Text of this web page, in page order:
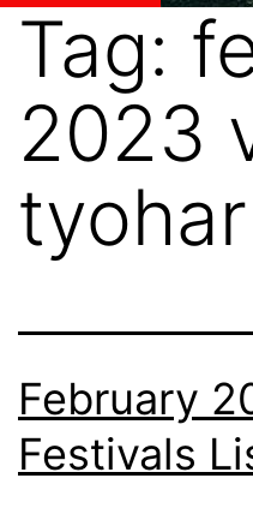
Tag:
2023
tyohar
February
Festivals